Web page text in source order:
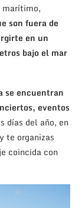
marítimo,
son fuera de
en un
bajo el mar
se encuentran
eventos
días del año, en
te organizas
coincida con